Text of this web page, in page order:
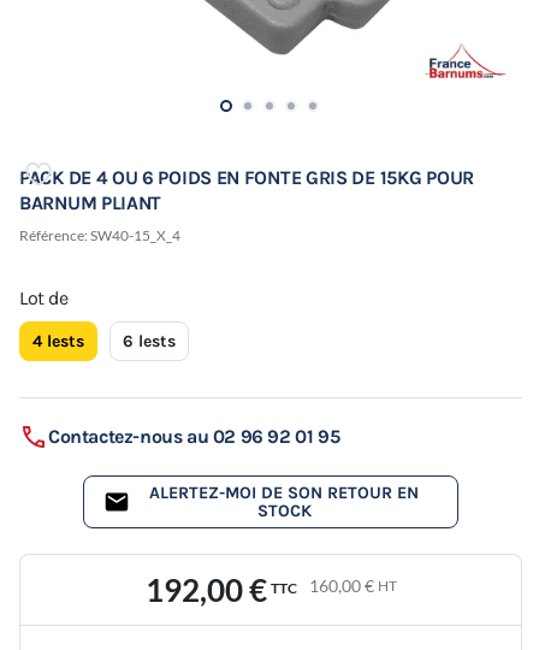
PACK DE 4 OU 6 POIDS EN FONTE GRIS DE 15KG POUR
BARNUM PLIANT
Référence: SW40-15_X_4
Lot de
4 lests 6 lests
Contactez-nous au 02 96 92 01 95
ALERTEZ-MOI DE SON RETOUR EN
STOCK
192,00 € TTC 160,00 € HT